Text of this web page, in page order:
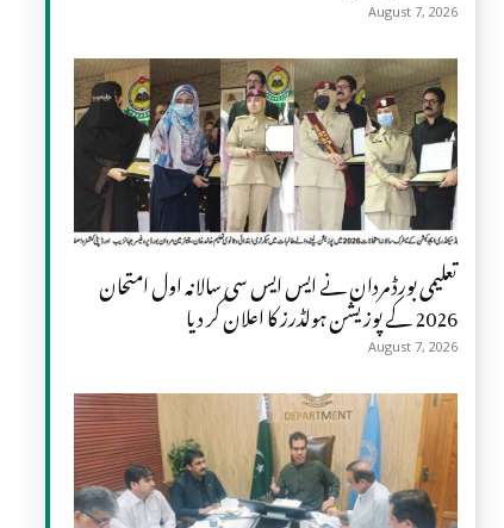
August 7, 2026
تعلیمی بورڈ مردان نے ایس ایس سی سالانہ اول امتحان
2026 کے پوزیشن ہولڈرز کا اعلان کر دیا
August 7, 2026